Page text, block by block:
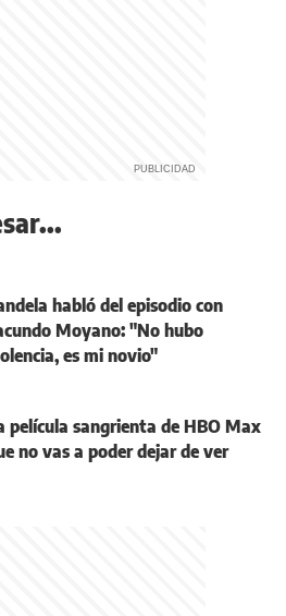
habló del episodio con
Moyano: "No hubo
es mi novio"
película sangrienta de HBO Max
no vas a poder dejar de ver